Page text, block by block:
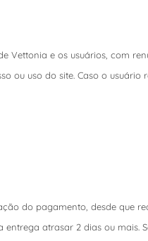
Vettonia e os usuários, com
ou uso do site. Caso o usuário
do pagamento, desde que
atrasar 2 dias ou